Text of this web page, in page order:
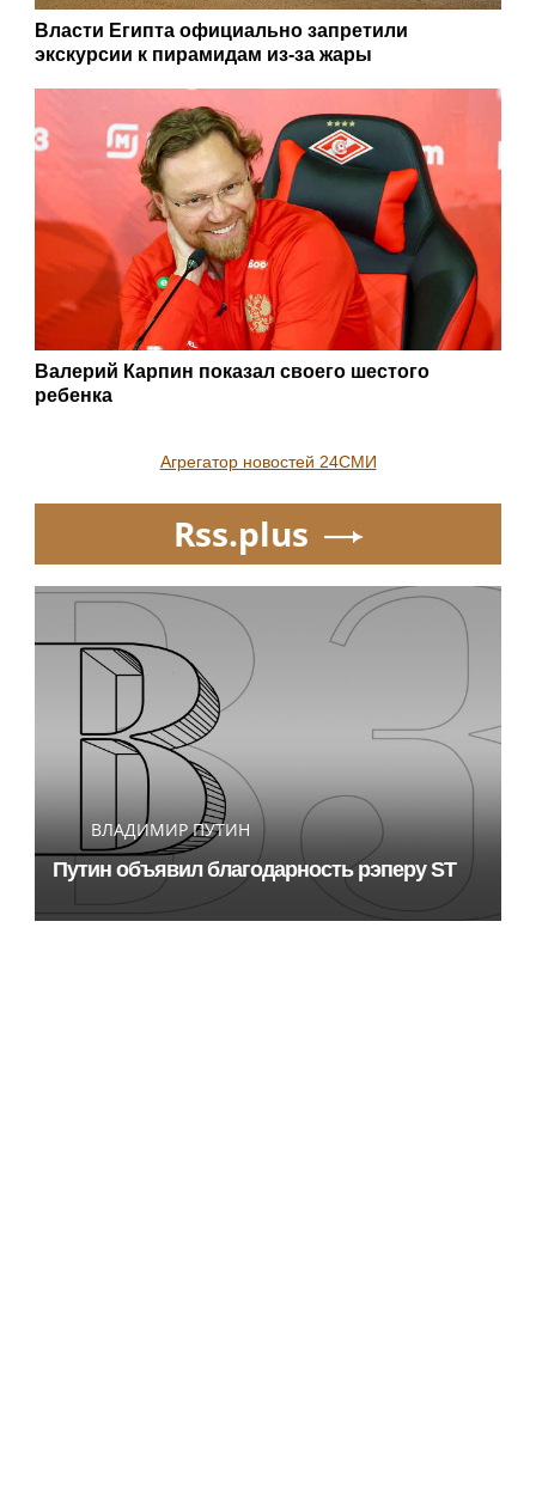
Власти Египта официально запретили
экскурсии к пирамидам из-за жары
Валерий Карпин показал своего шестого
ребенка
Агрегатор новостей 24СМИ
Rss.plus
ВЛАДИМИР ПУТИН
Путин объявил благодарность рэперу ST